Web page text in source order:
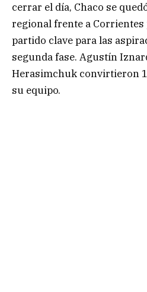
cerrar el día, Chaco se
regional frente a Corrientes
partido clave para las
segunda fase. Agustín
Herasimchuk convirtieron
su equipo.